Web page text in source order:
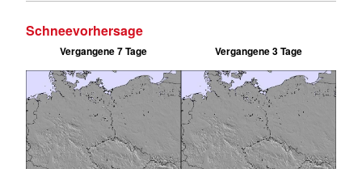
Schneevorhersage
Vergangene 7 Tage Vergangene 3 Tage